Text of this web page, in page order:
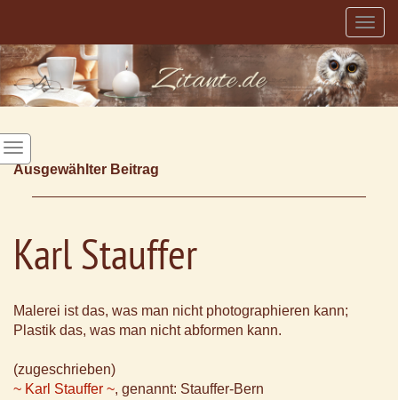
Ausgewählter Beitrag
Karl Stauffer
Malerei ist das, was man nicht photographieren kann;
Plastik das, was man nicht abformen kann.
(zugeschrieben)
~ Karl Stauffer ~, genannt: Stauffer-Bern